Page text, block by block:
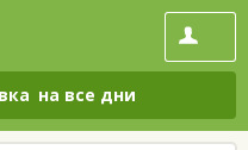
на все дни